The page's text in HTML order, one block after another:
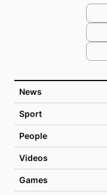
News
Sport
People
Videos
Games